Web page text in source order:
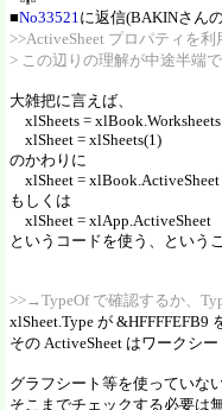
■No33521 に返信(BAKINさん
>>ActiveSheet プロパティを利
> この辺りの理解が中途半端
大雑把に言えば、
xlSheets = xlBook.Worksheets
xlSheet = xlSheets(1)
のかわりに
xlSheet = xlBook.ActiveSheet
もしくは
xlSheet = xlApp.ActiveSheet
というコードを使う、という
>>→TypeOf で確認するか、
xlSheet.Type が &HFFFFEFB9
その ActiveSheet はワークシ
グラフシート等を使っていな
そこまでチェックする必要は